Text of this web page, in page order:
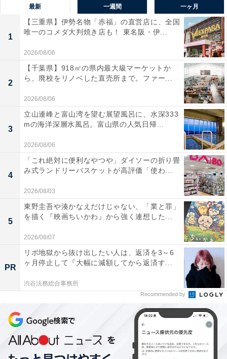
最新 一週間 一ヶ月
1
【三重県】伊勢名物「赤福」の直営店に、全国
唯一のコメダ大判焼き店も！ 東名阪・伊...
2026/08/06
2
【千葉県】918㎡の県内最大級マーケットか
ら、廃校をリノベした直売所まで。ファー...
2026/08/06
3
立山連峰と富山湾を望む展望風呂に、水深333
mの海洋深層水風呂。富山県の人気日帰...
2026/08/06
4
「これ絶対に便利なやつや」ダイソーの折り畳
み式ランドリーバスケットが高評価「使わ...
2026/08/03
5
東野圭吾や湊かなえだけじゃない、「業と罪」
を描く『映画ちいかわ』から強く連想した...
2026/08/07
PR
リボ地獄から抜け出したい人は、返済を3～6
ヶ月停止して『大幅に減額してから返済す...
渋谷法務総合事務所
Recommended by